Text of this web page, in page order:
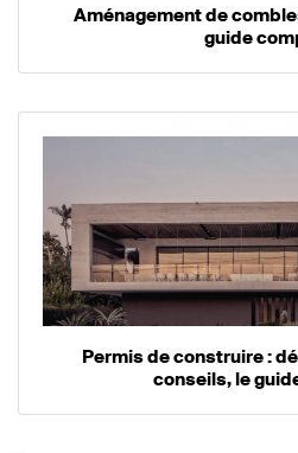
Aménagement de
guide
Permis de construire :
conseils, le